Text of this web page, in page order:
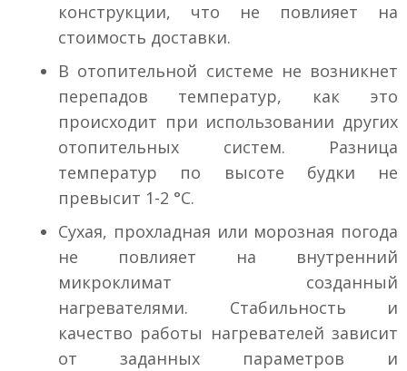
конструкции, что не повлияет на
стоимость доставки.
В отопительной системе не возникнет
перепадов температур, как это
происходит при использовании других
отопительных систем. Разница
температур по высоте будки не
превысит 1-2 °С.
Сухая, прохладная или морозная погода
не повлияет на внутренний
микроклимат созданный
нагревателями. Стабильность и
качество работы нагревателей зависит
от заданных параметров и